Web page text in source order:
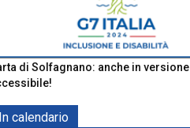
di Solfagnano: anche in versione
In calendario